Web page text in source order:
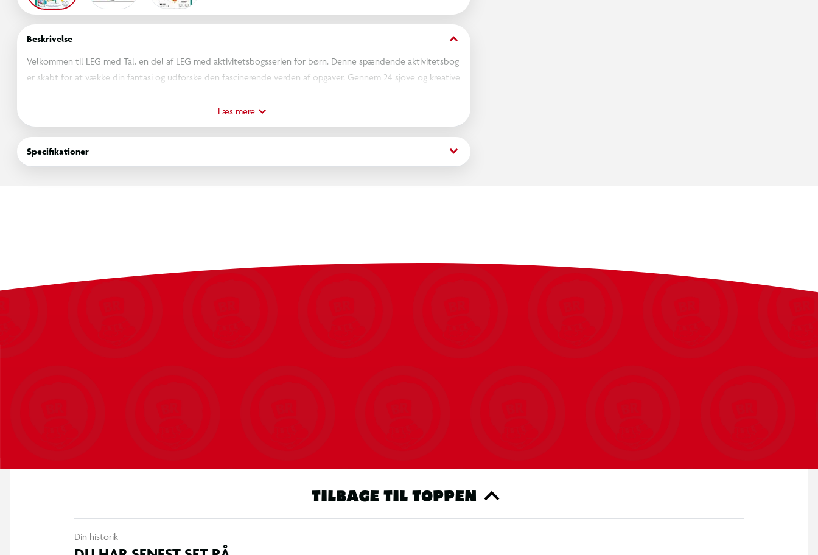
Beskrivelse keyboard_arrow_down
Velkommen til LEG med Tal. en del af LEG med aktivitetsbogsserien for børn. Denne spændende aktivitetsbog
er skabt for at vække din fantasi og udforske den fascinerende verden af opgaver. Gennem 24 sjove og kreative
Tag blyanten i hånden og lad opgaverne guide dig på en spændende rejse. LEG med Tal er ikke bare en
opgavebog. det er en mulighed for at lære på en LEG måde.
Læs mere
Specifikationer keyboard_arrow_down
TILBAGE TIL TOPPEN
Din historik